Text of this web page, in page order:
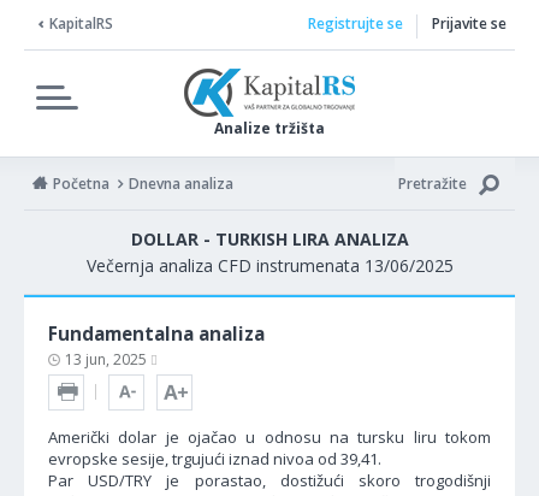
KapitalRS
Analize tržišta
Registrujte se Prijavite se
Početna Dnevna analiza Pretražite
DOLLAR - TURKISH LIRA ANALIZA
Večernja analiza CFD instrumenata 13/06/2025
Fundamentalna analiza
13 jun, 2025
Američki dolar je ojačao u odnosu na tursku liru tokom
evropske sesije, trgujući iznad nivoa od 39,41.
Par USD/TRY je porastao, dostižući skoro trogodišnji